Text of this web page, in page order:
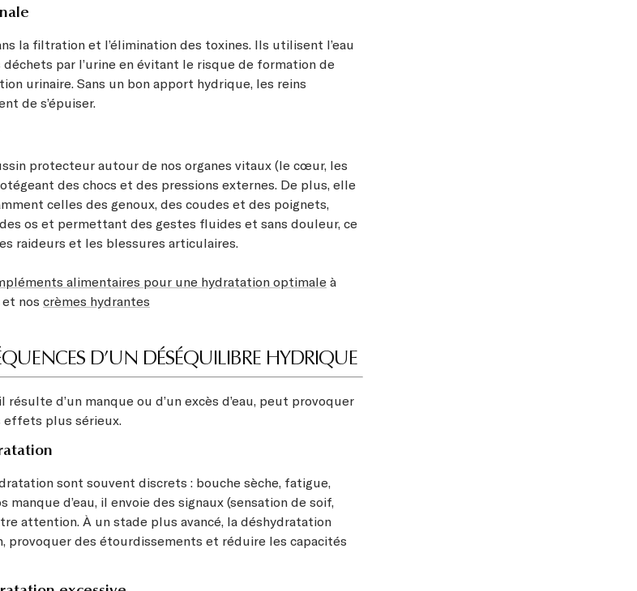
la filtration et l’élimination des toxines. Ils utilisent l’eau
par l’urine en évitant le risque de formation de
urinaire. Sans un bon apport hydrique, les reins
de s’épuiser.
protecteur autour de nos organes vitaux (le cœur, les
des chocs et des pressions externes. De plus, elle
celles des genoux, des coudes et des poignets,
os et permettant des gestes fluides et sans douleur, ce
raideurs et les blessures articulaires.
alimentaires pour une hydratation optimaleà
nos crèmes hydrantes
D’UN DÉSÉQUILIBRE HYDRIQUE
d’un manque ou d’un excès d’eau, peut provoquer
effets plus sérieux.
sont souvent discrets : bouche sèche, fatigue,
d’eau, il envoie des signaux (sensation de soif,
attention. À un stade plus avancé, la déshydratation
provoquer des étourdissements et réduire les capacités